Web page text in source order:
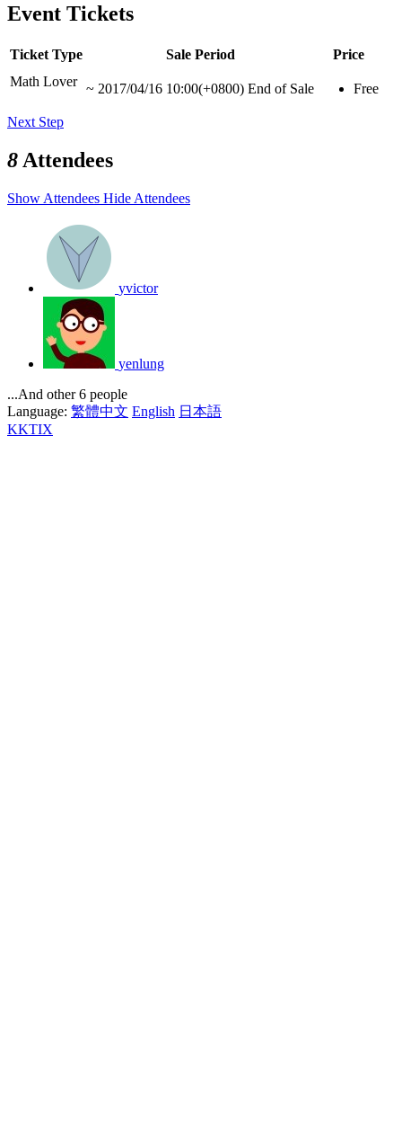
Event Tickets
Ticket Type Sale Period
Price
Math Lover ~ 2017/04/16 10:00(+0800) End of Sale Free
Next Step
8 Attendees
Show Attendees Hide Attendees
yvictor
yenlung
...And other 6 people
Language: 繁體中文 English 日本語
KKTIX